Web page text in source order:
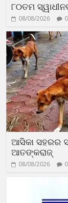
୮୦ତମ
08/08/2026 0
ଆସିକା ସହରର
ଆତଙ୍କରାଜ୍‍
08/08/2026 0